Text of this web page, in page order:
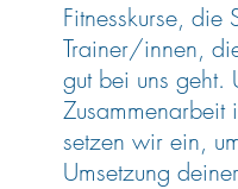
Fitnesskurse,
Trainer/innen,
gut bei uns geht.
Zusammenarbeit
setzen wir ein,
Umsetzung